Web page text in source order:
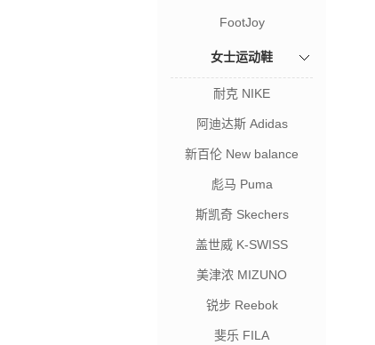
FootJoy
女士运动鞋
耐克 NIKE
阿迪达斯 Adidas
新百伦 New balance
彪马 Puma
斯凯奇 Skechers
盖世威 K-SWISS
美津浓 MIZUNO
锐步 Reebok
斐乐 FILA